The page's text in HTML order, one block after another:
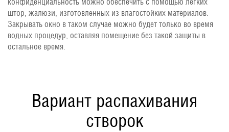
штор, жалюзи, изготовленных из влагостойких материалов.
Закрывать окно в таком случае можно будет только во время
водных процедур, оставляя помещение без такой защиты в
остальное время.
Вариант распахивания
створок